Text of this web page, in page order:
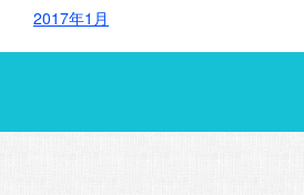
2017年1月